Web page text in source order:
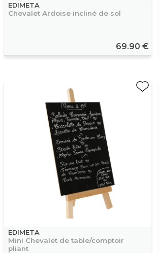
EDIMETA
Chevalet Ardoise incliné de sol
69.90 €
EDIMETA
Mini Chevalet de table/comptoir
pliant